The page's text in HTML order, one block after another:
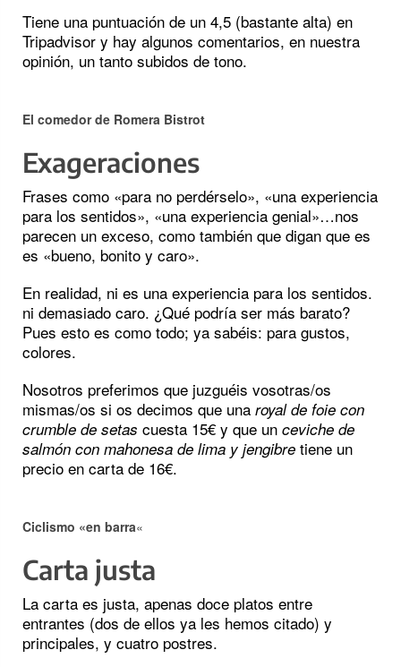
Tiene una puntuación de un 4,5 (bastante alta) en
Tripadvisor y hay algunos comentarios, en nuestra
opinión, un tanto subidos de tono.
El comedor de Romera Bistrot
Exageraciones
Frases como «para no perdérselo», «una experiencia
para los sentidos», «una experiencia genial»…nos
parecen un exceso, como también que digan que es
es «bueno, bonito y caro».
En realidad, ni es una experiencia para los sentidos.
ni demasiado caro. ¿Qué podría ser más barato?
Pues esto es como todo; ya sabéis: para gustos,
colores.
Nosotros preferimos que juzguéis vosotras/os
mismas/os si os decimos que una royal de foie con
crumble de setas cuesta 15€ y que un ceviche de
salmón con mahonesa de lima y jengibre tiene un
precio en carta de 16€.
Ciclismo «en barra«
Carta justa
La carta es justa, apenas doce platos entre
entrantes (dos de ellos ya les hemos citado) y
principales, y cuatro postres.